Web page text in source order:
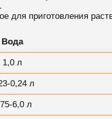
для приготовления
Вода
1,0 л
0,24 л
6,0 л